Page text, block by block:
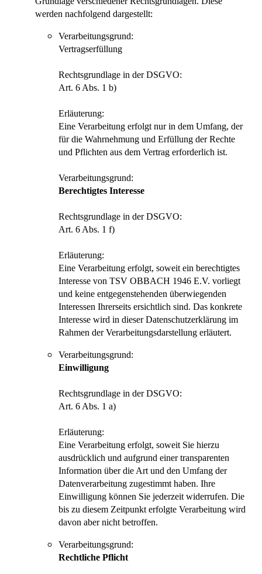
werden nachfolgend dargestellt:
Verarbeitungsgrund:
Vertragserfüllung
Rechtsgrundlage in der DSGVO:
Art. 6 Abs. 1 b)
Erläuterung:
Eine Verarbeitung erfolgt nur in dem Umfang, der
für die Wahrnehmung und Erfüllung der Rechte
und Pflichten aus dem Vertrag erforderlich ist.
Verarbeitungsgrund:
Berechtigtes Interesse
Rechtsgrundlage in der DSGVO:
Art. 6 Abs. 1 f)
Erläuterung:
Eine Verarbeitung erfolgt, soweit ein berechtigtes
Interesse von TSV OBBACH 1946 E.V. vorliegt
und keine entgegenstehenden überwiegenden
Interessen Ihrerseits ersichtlich sind. Das konkrete
Interesse wird in dieser Datenschutzerklärung im
Rahmen der Verarbeitungsdarstellung erläutert.
Verarbeitungsgrund:
Einwilligung
Rechtsgrundlage in der DSGVO:
Art. 6 Abs. 1 a)
Erläuterung:
Eine Verarbeitung erfolgt, soweit Sie hierzu
ausdrücklich und aufgrund einer transparenten
Information über die Art und den Umfang der
Datenverarbeitung zugestimmt haben. Ihre
Einwilligung können Sie jederzeit widerrufen. Die
bis zu diesem Zeitpunkt erfolgte Verarbeitung wird
davon aber nicht betroffen.
Verarbeitungsgrund:
Rechtliche Pflicht